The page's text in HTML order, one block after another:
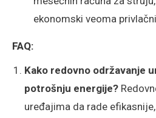
ekonomski veoma
FAQ:
Kako redovno održavanje
potrošnju energije?
uređajima da rade